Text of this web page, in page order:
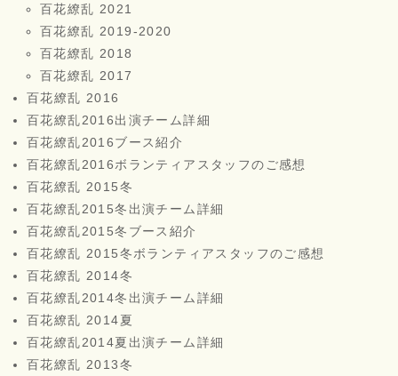
百花繚乱 2021
百花繚乱 2019-2020
百花繚乱 2018
百花繚乱 2017
百花繚乱 2016
百花繚乱2016出演チーム詳細
百花繚乱2016ブース紹介
百花繚乱2016ボランティアスタッフのご感想
百花繚乱 2015冬
百花繚乱2015冬出演チーム詳細
百花繚乱2015冬ブース紹介
百花繚乱 2015冬ボランティアスタッフのご感想
百花繚乱 2014冬
百花繚乱2014冬出演チーム詳細
百花繚乱 2014夏
百花繚乱2014夏出演チーム詳細
百花繚乱 2013冬